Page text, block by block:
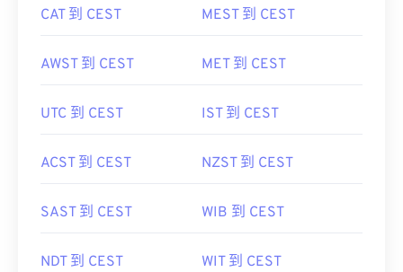
CAT 到 CEST MEST 到 CEST
AWST 到 CEST MET 到 CEST
UTC 到 CEST IST 到 CEST
ACST 到 CEST NZST 到 CEST
SAST 到 CEST WIB 到 CEST
NDT 到 CEST WIT 到 CEST